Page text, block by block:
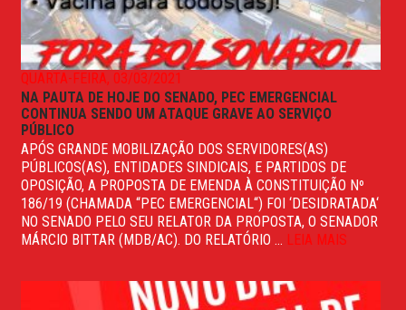
QUARTA-FEIRA, 03/03/2021
NA PAUTA DE HOJE DO SENADO, PEC EMERGENCIAL
CONTINUA SENDO UM ATAQUE GRAVE AO SERVIÇO
PÚBLICO
APÓS GRANDE MOBILIZAÇÃO DOS SERVIDORES(AS)
PÚBLICOS(AS), ENTIDADES SINDICAIS, E PARTIDOS DE
OPOSIÇÃO, A PROPOSTA DE EMENDA À CONSTITUIÇÃO Nº
186/19 (CHAMADA “PEC EMERGENCIAL“) FOI ‘DESIDRATADA‘
NO SENADO PELO SEU RELATOR DA PROPOSTA, O SENADOR
MÁRCIO BITTAR (MDB/AC). DO RELATÓRIO ... LEIA MAIS